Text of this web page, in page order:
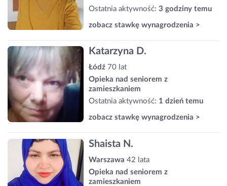
Ostatnia aktywność: 3 godziny temu
zobacz stawkę wynagrodzenia >
Katarzyna D.
Łódź 70 lat
Opieka nad seniorem z
zamieszkaniem
Ostatnia aktywność: 1 dzień temu
zobacz stawkę wynagrodzenia >
Shaista N.
Warszawa 42 lata
Opieka nad seniorem z
zamieszkaniem